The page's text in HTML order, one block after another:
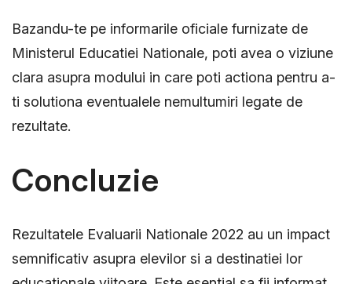
Bazandu-te pe informarile oficiale furnizate de
Ministerul Educatiei Nationale, poti avea o viziune
clara asupra modului in care poti actiona pentru a-
ti solutiona eventualele nemultumiri legate de
rezultate.
Concluzie
Rezultatele Evaluarii Nationale 2022 au un impact
semnificativ asupra elevilor si a destinatiei lor